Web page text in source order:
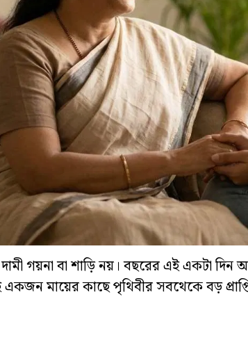
গয়না বা শাড়ি নয়। বছরের এই একটা
একজন মায়ের কাছে পৃথিবীর সবথেকে বড়